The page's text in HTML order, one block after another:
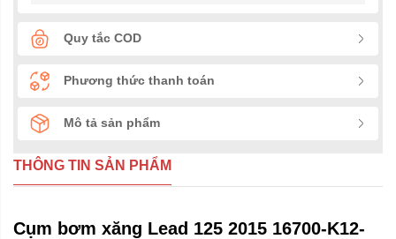
Quy tắc COD
Phương thức thanh toán
Mô tả sản phẩm
THÔNG TIN SẢN PHẨM
Cụm bơm xăng Lead 125 2015 16700-K12-